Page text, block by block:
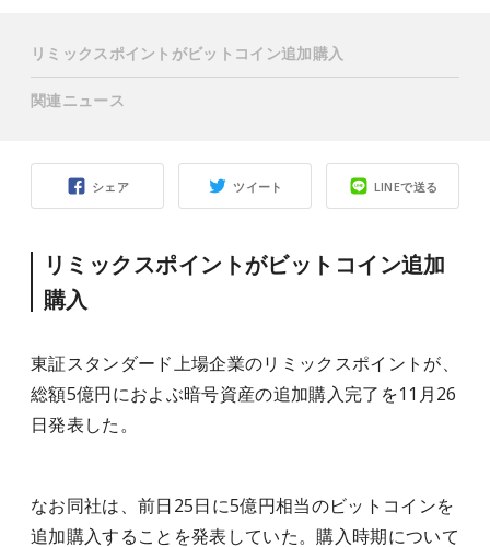
シェア ツイート LINEで送る
リミックスポイントがビットコイン追加
購入
東証スタンダード上場企業のリミックスポイントが、
総額5億円におよぶ暗号資産の追加購入完了を11月26
日発表した。
なお同社は、前日25日に5億円相当のビットコインを
追加購入することを発表していた。購入時期について
リミックスポイントがビットコイン追加購入
関連ニュース